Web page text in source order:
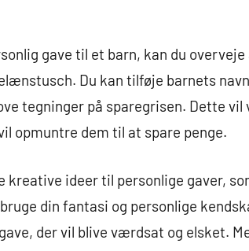
gave til et barn, kan du
Du kan tilføje barnets
tegninger på sparegrisen. Dette
opmuntre dem til at spare penge.
kreative ideer til personlige gaver,
din fantasi og personlige
der vil blive værdsat og elsket.